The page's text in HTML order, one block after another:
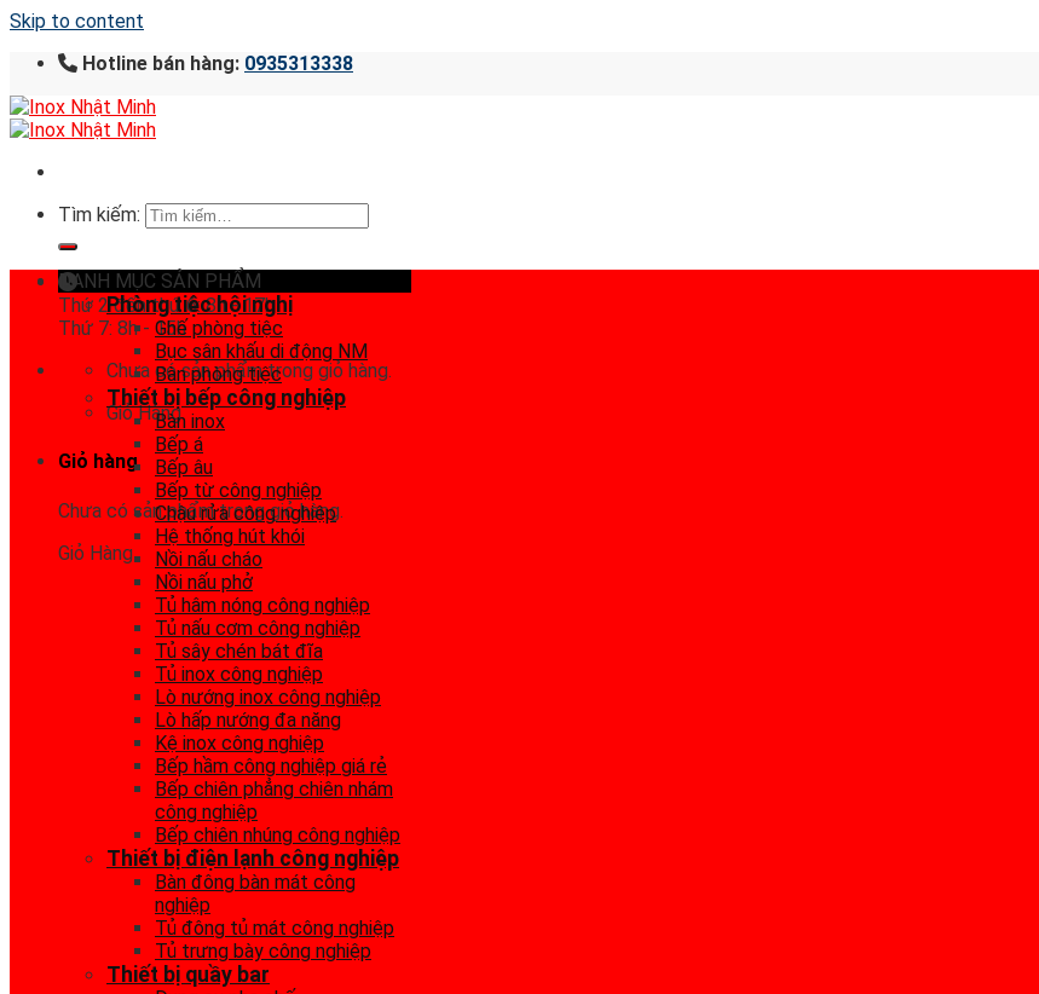
Skip to content
Hotline bán hàng: 0935313338
Tìm kiếm:
Thứ 2 đến thứ 6: 8h - 17h
Thứ 7: 8h - 15h
Chưa có sản phẩm trong giỏ hàng.
Giỏ Hàng
Giỏ hàng
Chưa có sản phẩm trong giỏ hàng.
Giỏ Hàng
DANH MỤC SẢN PHẨM
Phòng tiệc hội nghị
Ghế phòng tiệc
Bục sân khấu di động NM
Bàn phòng tiệc
Thiết bị bếp công nghiệp
Bàn inox
Bếp á
Bếp âu
Bếp từ công nghiệp
Chậu rửa công nghiệp
Hệ thống hút khói
Nồi nấu cháo
Nồi nấu phở
Tủ hâm nóng công nghiệp
Tủ nấu cơm công nghiệp
Tủ sây chén bát đĩa
Tủ inox công nghiệp
Lò nướng inox công nghiệp
Lò hấp nướng đa năng
Kệ inox công nghiệp
Bếp hầm công nghiệp giá rẻ
Bếp chiên phẳng chiên nhám
công nghiệp
Bếp chiên nhúng công nghiệp
Thiết bị điện lạnh công nghiệp
Bàn đông bàn mát công
nghiệp
Tủ đông tủ mát công nghiệp
Tủ trưng bày công nghiệp
Thiết bị quầy bar